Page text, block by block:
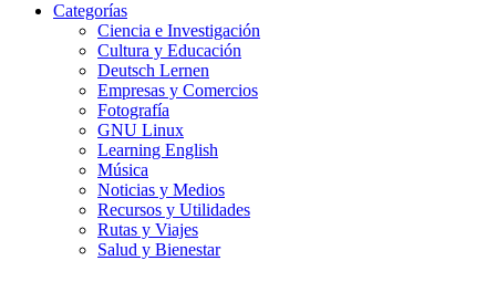
Categorías
Ciencia e Investigación
Cultura y Educación
Deutsch Lernen
Empresas y Comercios
Fotografía
GNU Linux
Learning English
Música
Noticias y Medios
Recursos y Utilidades
Rutas y Viajes
Salud y Bienestar